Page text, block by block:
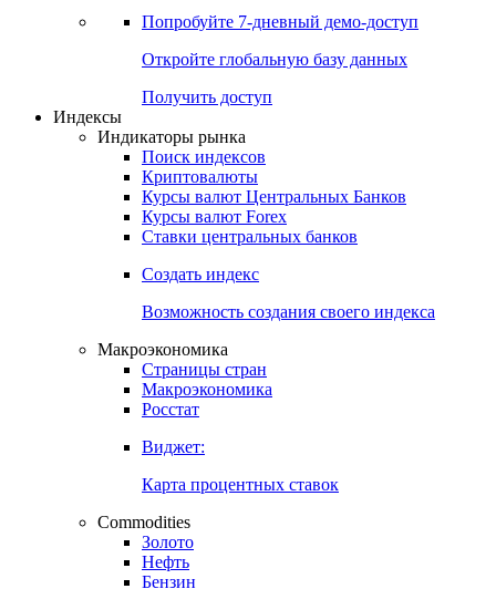
Денежный рынок
Календарь инвестора
Попробуйте7-дневный
Откройте глобальную базу данных
Получить доступ
Индикаторы рынка
Поиск индексов
Курсы валют Центральных Банков
Ставки центральных банков
Создать индекс
Возможность создания своего индекса
Страницы стран
Росстат
Виджет:
Карта процентных ставок